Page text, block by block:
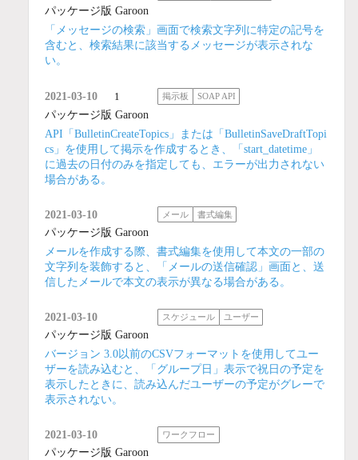
パッケージ版 Garoon
「メッセージの検索」画面で検索文字列に特定の記号を
含むと、検索結果に該当するメッセージが表示されな
い。
2021-03-10 1 掲示板 SOAP API
パッケージ版 Garoon
API「BulletinCreateTopics」または「BulletinSaveDraftTopi
cs」を使用して掲示を作成するとき、「start_datetime」
に過去の日付のみを指定しても、エラーが出力されない
場合がある。
2021-03-10 メール 書式編集
パッケージ版 Garoon
メールを作成する際、書式編集を使用して本文の一部の
文字列を装飾すると、「メールの送信確認」画面と、送
信したメールで本文の表示が異なる場合がある。
2021-03-10 スケジュール ユーザー
パッケージ版 Garoon
バージョン 3.0以前のCSVフォーマットを使用してユー
ザーを読み込むと、「グループ日」表示で祝日の予定を
表示したときに、読み込んだユーザーの予定がグレーで
表示されない。
2021-03-10 ワークフロー
パッケージ版 Garoon